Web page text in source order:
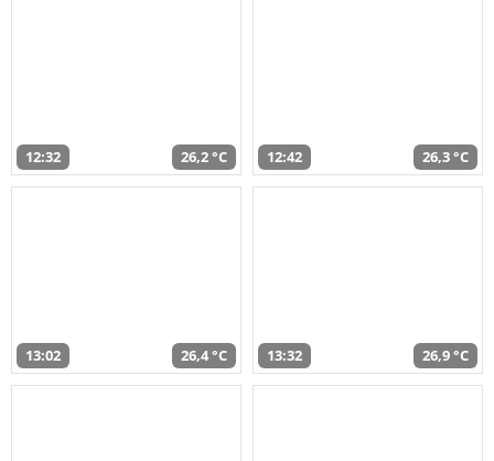
12:32 26,2 °C 12:42 26,3 °C
13:02 26,4 °C 13:32 26,9 °C